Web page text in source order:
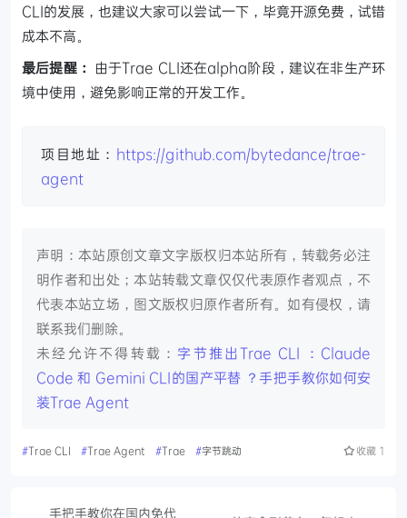
CLI的发展，也建议大家可以尝试一下，毕竟开源免费，试错
成本不高。
最后提醒： 由于Trae CLI还在alpha阶段，建议在非生产环
境中使用，避免影响正常的开发工作。
项目地址： https://github.com/bytedance/trae-
agent
声明：本站原创文章文字版权归本站所有，转载务必注
明作者和出处；本站转载文章仅仅代表原作者观点，不
代表本站立场，图文版权归原作者所有。如有侵权，请
联系我们删除。
未经允许不得转载：字节推出Trae CLI ：Claude
Code 和 Gemini CLI的国产平替 ？手把手教你如何安
装Trae Agent
#Trae CLI #Trae Agent #Trae #字节跳动 收藏 1
手把手教你在国内免代